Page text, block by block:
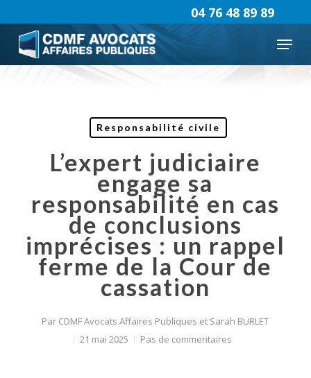
to
main
content
Menu
04 76 48 89 89
Responsabilité civile
L’expert judiciaire
engage sa
responsabilité en cas
de conclusions
imprécises : un rappel
ferme de la Cour de
cassation
Par CDMF Avocats Affaires Publiques et Sarah BURLET
21 mai 2025
Pas de commentaires